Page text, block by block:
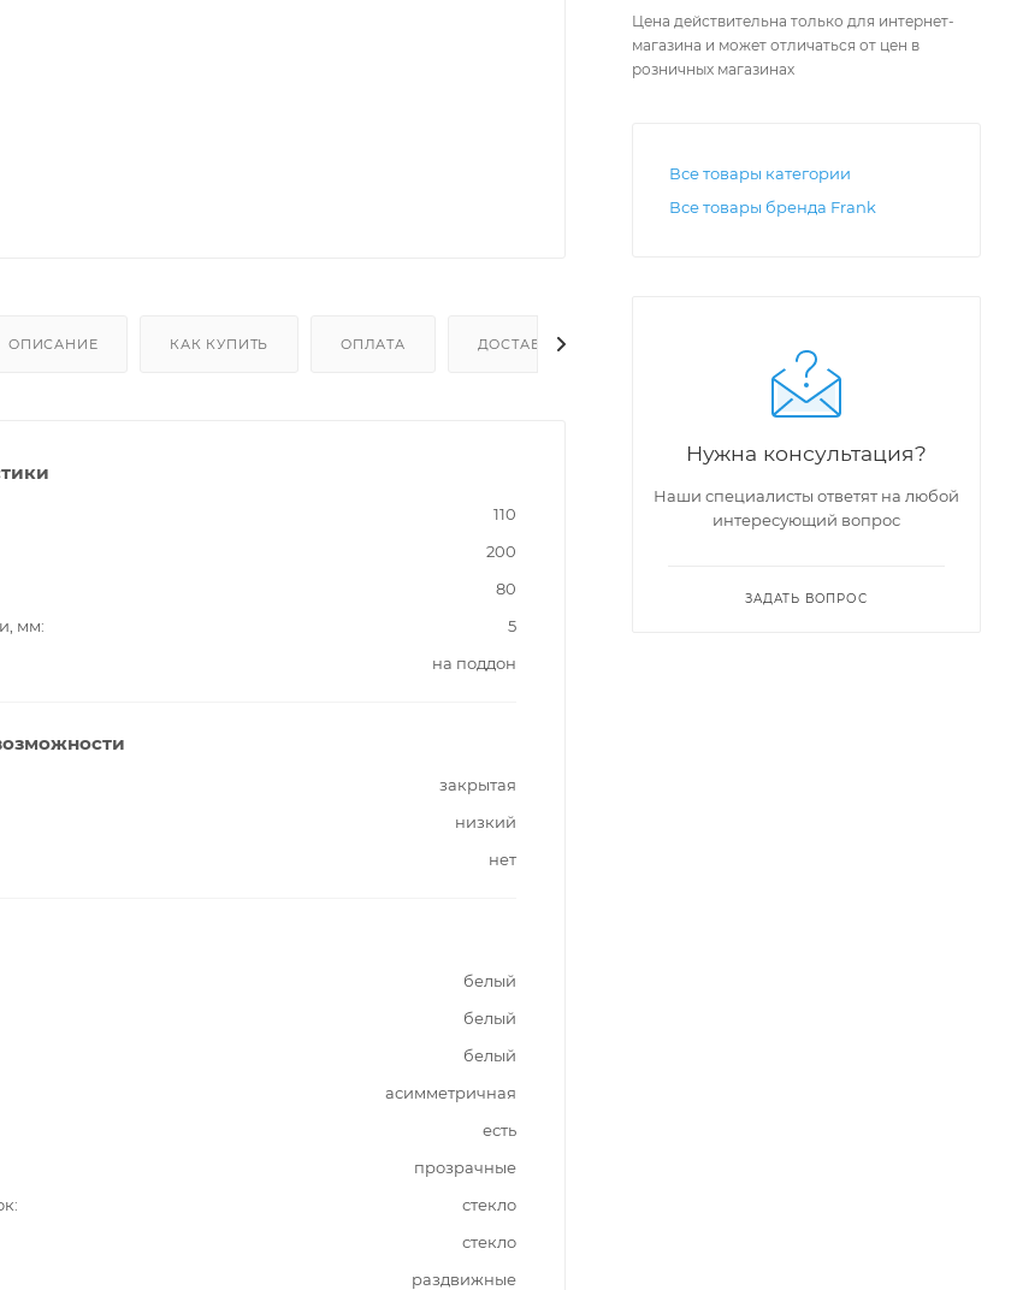
ОПИСАНИЕ КАК КУПИТЬ ОПЛАТА ДОСТАВКА
110
200
80
мм
5
на поддон
закрытая
низкий
нет
белый
белый
белый
асимметричная
есть
прозрачные
стекло
стекло
раздвижные
Цена действительна только для интернет-
магазина и может отличаться от цен в
розничных магазинах
Все товары категории
Все товары бренда Frank
Нужна консультация?
Наши специалисты ответят на любой
интересующий вопрос
ЗАДАТЬ ВОПРОС